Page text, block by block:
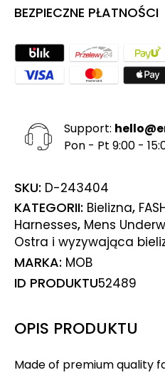
BEZPIECZNE PŁATNOŚCI
Support:
Pon - Pt 9:00 -
SKU: D-243404
KATEGORII: Bielizna,
Harnesses, Mens
Ostra i wyzywająca
MARKA: MOB
ID PRODUKTU52489
OPIS PRODUKTU
Made of premium quality